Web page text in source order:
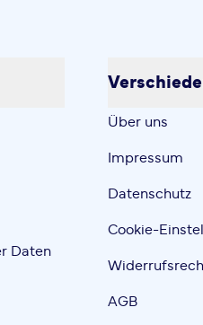
Daten
Über uns
Impressum
Datenschutz
Cookie-
AGB